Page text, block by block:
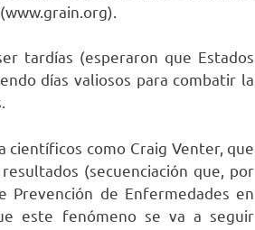
tardías (esperaron que Estados
días valiosos para combatir la
científicos como Craig Venter, que
(secuenciación que, por
de Enfermedades en
este fenómeno se va a seguir